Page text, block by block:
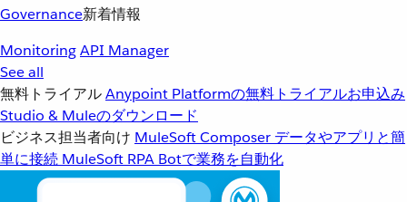
Governance新着情報
MonitoringAPI Manager
See all
無料トライアルAnypoint Platformの無料トライアルお申込み
Studio & Muleのダウンロード
ビジネス担当者向け MuleSoft Composer データやアプリと簡
単に接続 MuleSoft RPA Botで業務を自動化